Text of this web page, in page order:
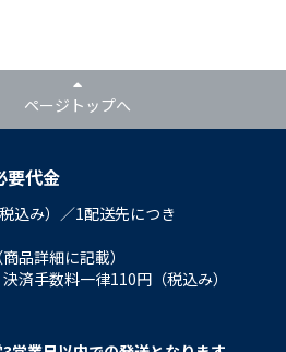
ページトップへ
要代金
込み）／1配送先につき
品詳細に記載）
済手数料一律110円（税込み）